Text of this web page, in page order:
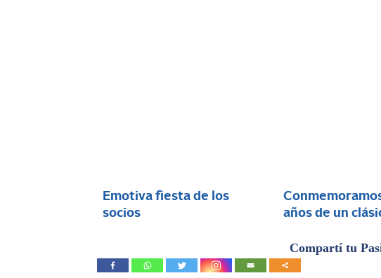
Emotiva fiesta de los
socios
años de un
Compartí tu